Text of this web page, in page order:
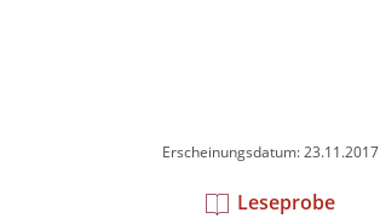
Erscheinungsdatum: 23.11.2017
Leseprobe